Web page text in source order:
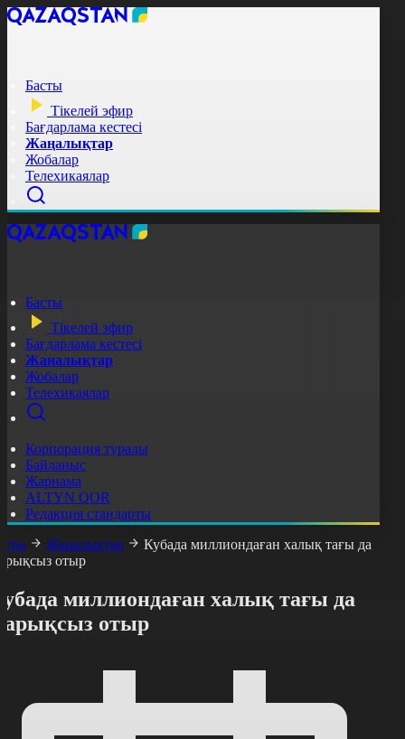
Басты
Тікелей эфир
Бағдарлама кестесі
Жаңалықтар
Жобалар
Телехикаялар
Басты
Тікелей эфир
Бағдарлама кестесі
Жаңалықтар
Жобалар
Телехикаялар
Корпорация туралы
Байланыс
Жарнама
ALTYN QOR
Редакция стандарты
Жаңалықтар
Кубада миллиондаған халық тағы да
отыр
миллиондаған халық тағы да
отыр